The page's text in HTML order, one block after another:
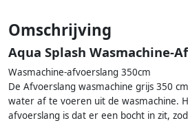
Omschrijving
Aqua Splash Wasmachine-
Wasmachine-afvoerslang 350cm
De Afvoerslang wasmachine grijs 350
water af te voeren uit de wasmachine.
afvoerslang is dat er een bocht in zit,